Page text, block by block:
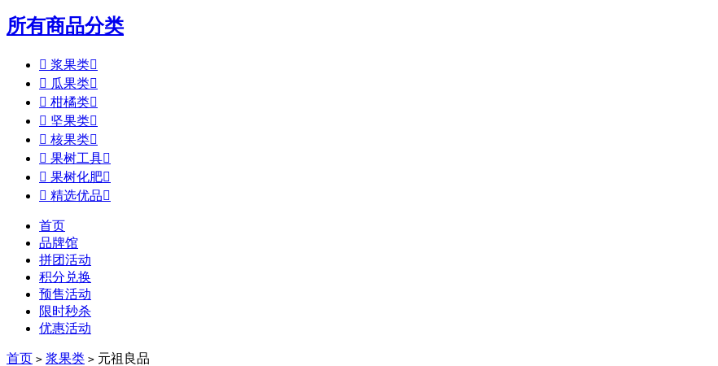
所有商品分类
 浆果类
 瓜果类
 柑橘类
 坚果类
 核果类
 果树工具
 果树化肥
 精选优品
首页
品牌馆
拼团活动
积分兑换
预售活动
限时秒杀
优惠活动
首页 > 浆果类 > 元祖良品